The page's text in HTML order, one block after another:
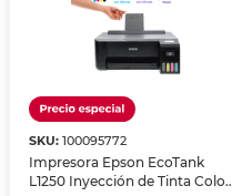
SKU:100095772
Impresora Epson EcoTank
L1250 Inyección de Tinta Color